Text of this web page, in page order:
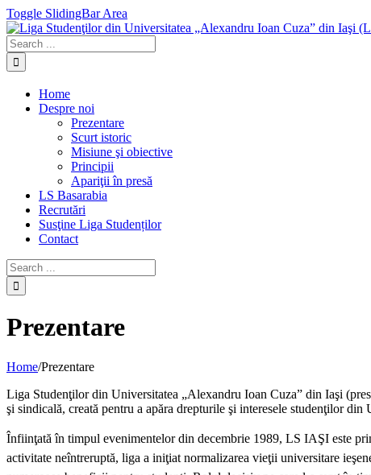
Toggle SlidingBar Area
Home
Despre noi
Prezentare
Scurt istoric
Misiune şi obiective
Principii
Apariţii în presă
LS Basarabia
Recrutări
Susţine Liga Studenților
Contact
Prezentare
Home/Prezentare
Liga Studenţilor din Universitatea „Alexandru Ioan Cuza” din Iaşi
şi sindicală, creată pentru a apăra drepturile şi interesele studenţilor
Înfiinţată în timpul evenimentelor din decembrie 1989, LS IAŞI este
activitate neîntreruptă, liga a iniţiat normalizarea vieţii universitare